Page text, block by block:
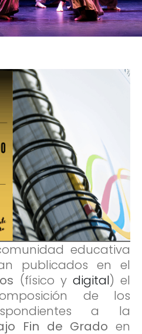
educativa
publicados en el
(físico y digital) el
de los
a la
Fin de Gradoen